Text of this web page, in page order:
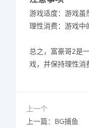
游戏适度：游戏虽
理性消费：游戏中
总之，富豪哥2是
戏，并保持理性消
上一个
上一篇：BG捕鱼